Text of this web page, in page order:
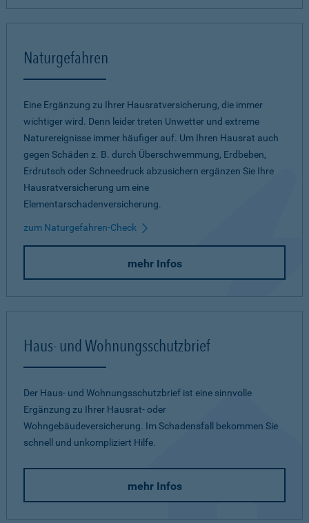
Naturgefahren
Eine Ergänzung zu Ihrer Hausratversicherung, die immer
wichtiger wird. Denn leider treten Unwetter und extreme
Naturereignisse immer häufiger auf. Um Ihren Hausrat auch
gegen Schäden z. B. durch Überschwemmung, Erdbeben,
Erdrutsch oder Schneedruck abzusichern ergänzen Sie Ihre
Hausratversicherung um eine
Elementarschadenversicherung.
zum Naturgefahren-Check
mehr Infos
Haus- und Wohnungsschutzbrief
Der Haus- und Wohnungsschutzbrief ist eine sinnvolle
Ergänzung zu Ihrer Hausrat- oder
Wohngebäudeversicherung. Im Schadensfall bekommen Sie
schnell und unkompliziert Hilfe.
mehr Infos